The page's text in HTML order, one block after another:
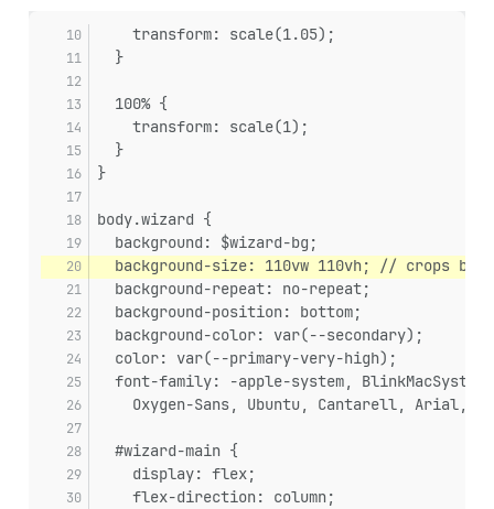
    transform: scale(1.05);
  }
  100% {
    transform: scale(1);
  }
}
body.wizard {
  background: $wizard-bg;
background-size: 110vw 110vh; // crops
  background-repeat: no-repeat;
  background-position: bottom;
  background-color: var(--secondary);
  color: var(--primary-very-high);
font-family: -apple-system,
Oxygen-Sans, Ubuntu, Cantarell, Arial,
  #wizard-main {
    display: flex;
    flex-direction: column;